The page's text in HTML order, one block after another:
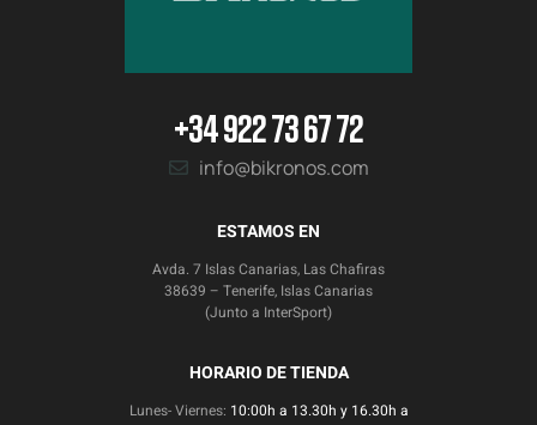
+34 922 73 67 72
info@bikronos.com
ESTAMOS EN
Avda. 7 Islas Canarias, Las Chafiras
38639 – Tenerife, Islas Canarias
(Junto a InterSport)
HORARIO DE TIENDA
Lunes- Viernes: 10:00h a 13.30h y 16.30h a